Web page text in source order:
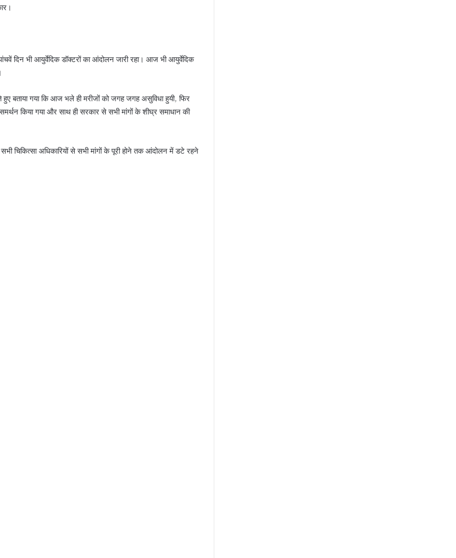
भी आयुर्वेदिक डॉक्टरों का आंदोलन जारी रहा। आज भी आयुर्वेदिक
हुए बताया गया कि आज भले ही मरीजों को जगह जगह असुविधा हुयी, फिर
किया गया और साथ ही सरकार से सभी मांगों के शीघ्र समाधान की
सभी चिकित्सा अधिकारियों से सभी मांगों के पूरी होने तक आंदोलन में डटे रहने